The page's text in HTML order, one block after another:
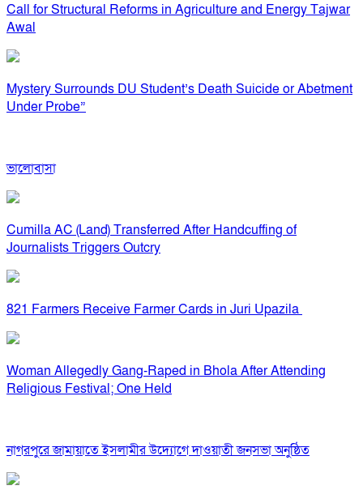
Call for Structural Reforms in Agriculture and Energy Tajwar
Awal
Mystery Surrounds DU Student’s Death Suicide or Abetment
Under Probe”
ভালোবাসা
Cumilla AC (Land) Transferred After Handcuffing of
Journalists Triggers Outcry
821 Farmers Receive Farmer Cards in Juri Upazila
Woman Allegedly Gang-Raped in Bhola After Attending
Religious Festival; One Held
নাগরপুরে জামায়াতে ইসলামীর উদ্যোগে দাওয়াতী জনসভা অনুষ্ঠিত